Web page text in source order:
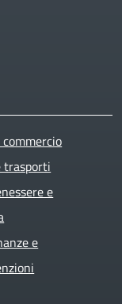
trasporti
e
e